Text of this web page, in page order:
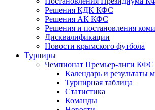
Решения КДК КФС
Решения АК КФС
Решения и постановления
Дисквалификации
Новости крымского футбола
Турниры
Чемпионат Премьер-лиги КФС
Календарь и результаты
Турнирная таблица
Статистика
Команды